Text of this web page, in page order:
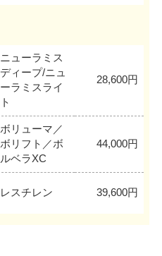
ニューラミス
ディープ/ニュ
ーラミスライ
ト
28,600円
ボリューマ／
ボリフト／ボ
ルベラXC
44,000円
レスチレン 39,600円